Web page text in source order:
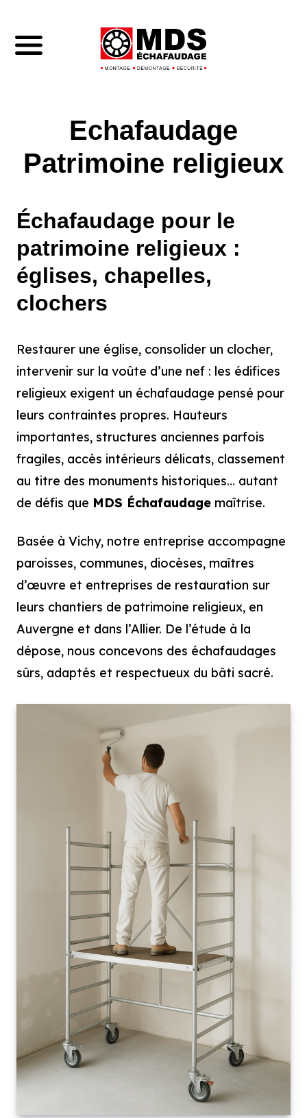
Echafaudage
Patrimoine religieux
Échafaudage pour le
patrimoine religieux :
églises, chapelles,
clochers
Restaurer une église, consolider un clocher,
intervenir sur la voûte d’une nef : les édifices
religieux exigent un échafaudage pensé pour
leurs contraintes propres. Hauteurs
importantes, structures anciennes parfois
fragiles, accès intérieurs délicats, classement
au titre des monuments historiques… autant
de défis que MDS Échafaudage maîtrise.
Basée à Vichy, notre entreprise accompagne
paroisses, communes, diocèses, maîtres
d’œuvre et entreprises de restauration sur
leurs chantiers de patrimoine religieux, en
Auvergne et dans l’Allier. De l’étude à la
dépose, nous concevons des échafaudages
sûrs, adaptés et respectueux du bâti sacré.